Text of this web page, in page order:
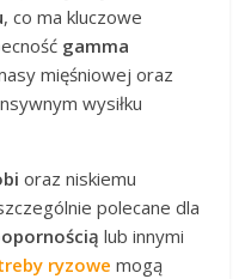
, co ma kluczowe
gamma
mięśniowej oraz
wysiłku
oraz niskiemu
polecane dla
lub innymi
ryzowe mogą